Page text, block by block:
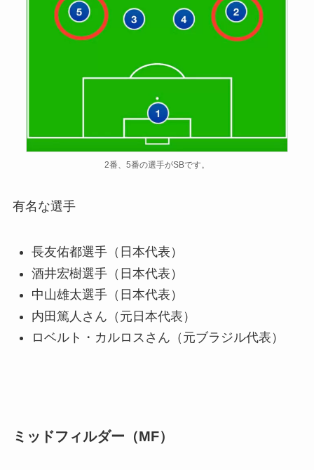
2番、5番の選手がSBです。
有名な選手
長友佑都選手（日本代表）
酒井宏樹選手（日本代表）
中山雄太選手（日本代表）
内田篤人さん（元日本代表）
ロベルト・カルロスさん（元ブラジル代表）
ミッドフィルダー（MF）